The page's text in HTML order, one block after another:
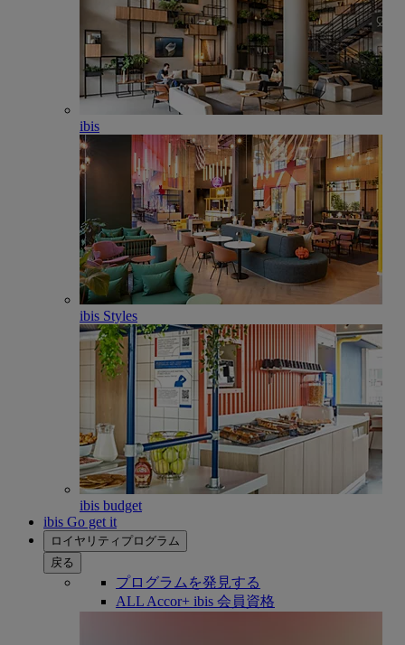
ibis
ibis Styles
ibis budget
ibis Go get it
ロイヤリティプログラム
戻る
プログラムを発見する
ALL Accor+ ibis 会員資格